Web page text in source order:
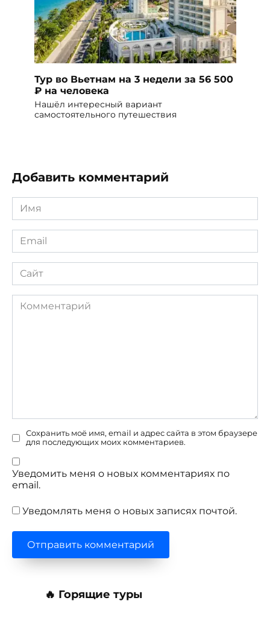
Тур во Вьетнам на 3 недели за 56 500
₽ на человека
Нашёл интересный вариант
самостоятельного путешествия
Добавить комментарий
Имя
Email
Сайт
Комментарий
Сохранить моё имя, email и адрес сайта в этом браузере
для последующих моих комментариев.
Уведомить меня о новых комментариях по
email.
Уведомлять меня о новых записях почтой.
🔥 Горящие туры